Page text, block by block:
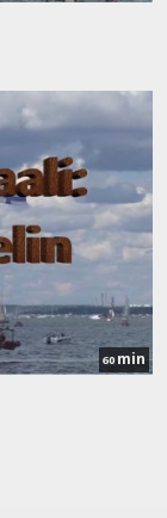
60min